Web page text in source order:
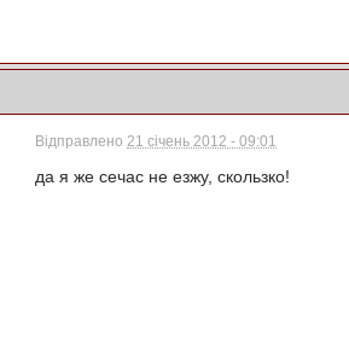
Відправлено21 січень 2012 - 09:01
да я же сечас не езжу, скользко!